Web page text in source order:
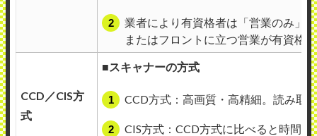
業者により有資格者は「営業のみ」
またはフロントに立つ営業が有資格
CCD／CIS方
式
■スキャナーの方式
CCD方式：高画質・高精細。読み取
CIS方式：CCD方式に比べると時間